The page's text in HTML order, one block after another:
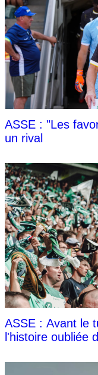
ASSE : "Les
un rival
ASSE : Avant le
l'histoire oubliée